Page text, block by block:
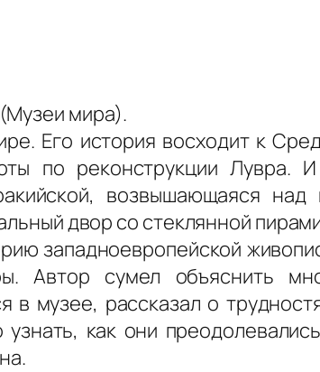
мира).
Его история восходит к
по реконструкции Лувра.
возвышающаяся
двор со стеклянной
западноевропейской
Автор сумел объяснить
в музее, рассказал о
как они